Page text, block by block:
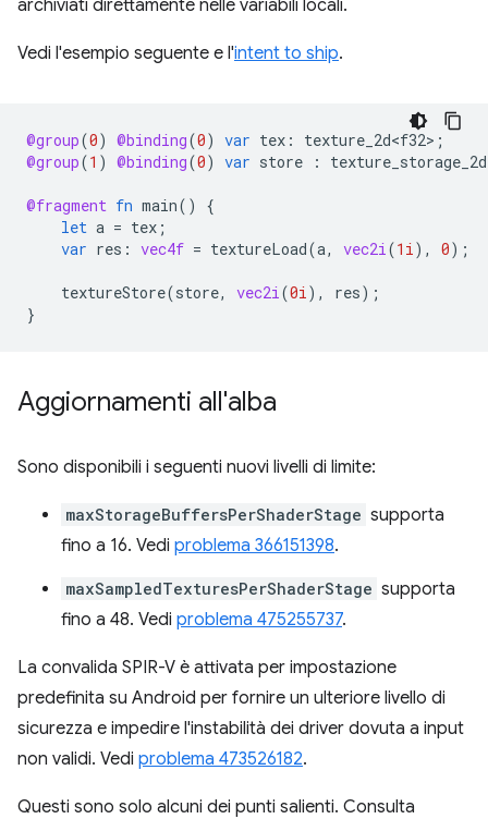
archiviati direttamente nelle variabili locali.
Vedi l'esempio seguente e l'intent to ship.
@group(0) @binding(0) var tex : texture_2d<f32> ;
@group(1 ) @binding(0) var store :
@fragment fn main()
{
let a = tex ;
var res : vec4f = textureLoad(a, vec2i(1i), 0);
textureStore(store, vec2i(0i), res);
}
Aggiornamenti all'alba
Sono disponibili i seguenti nuovi livelli di limite:
maxStorageBuffersPerShaderStage supporta
fino a 16. Vedi problema 366151398.
maxSampledTexturesPerShaderStage supporta
fino a 48. Vedi problema 475255737.
La convalida SPIR-V è attivata per impostazione
predefinita su Android per fornire un ulteriore livello di
sicurezza e impedire l'instabilità dei driver dovuta a input
non validi. Vedi problema 473526182.
Questi sono solo alcuni dei punti salienti. Consulta